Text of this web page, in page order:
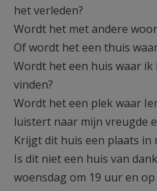
het verleden?
Wordt het met andere
Of wordt het een thuis
Wordt het een huis waar
vinden?
Wordt het een plek waar
luistert naar mijn vreugde
Krijgt dit huis een plaats in
Is dit niet een huis van
woensdag om 19 uur en